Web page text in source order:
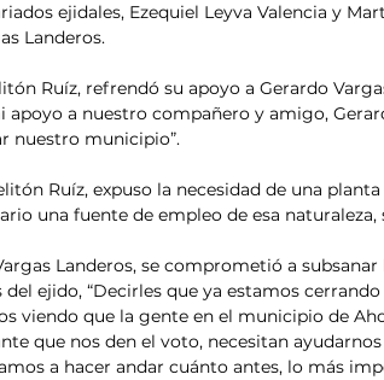
ejidales, Ezequiel Leyva Valencia y
Landeros.
Ruíz, refrendó su apoyo a Gerardo
a nuestro compañero y amigo,
nuestro municipio”.
Ruíz, expuso la necesidad de una
una fuente de empleo de esa
Landeros, se comprometió a
ejido, “Decirles que ya estamos
viendo que la gente en el municipio de
que nos den el voto, necesitan
a hacer andar cuánto antes, lo más